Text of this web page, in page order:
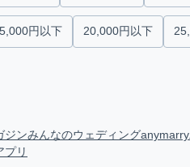
円以下 20,000円以下
ジンみんなのウェディング
プリ